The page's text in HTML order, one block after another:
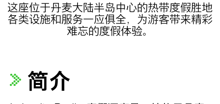
这座位于丹麦大陆半岛中心的热带度假胜地
各类设施和服务一应俱全，为游客带来精彩
难忘的度假体验。
简介